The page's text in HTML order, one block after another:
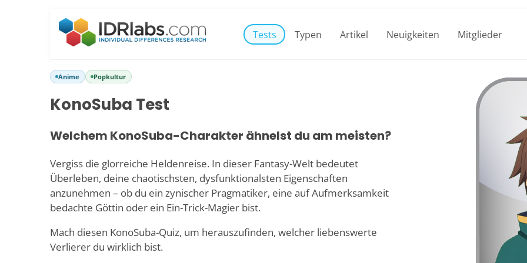
Tests Typen Artikel Neuigkeiten Mitglieder
Anime Popkultur
KonoSuba Test
Welchem KonoSuba-Charakter ähnelst du am meisten?
Vergiss die glorreiche Heldenreise. In dieser Fantasy-Welt bedeutet
Überleben, deine chaotischsten, dysfunktionalsten Eigenschaften
anzunehmen – ob du ein zynischer Pragmatiker, eine auf Aufmerksamkeit
bedachte Göttin oder ein Ein-Trick-Magier bist.
Mach diesen KonoSuba-Quiz, um herauszufinden, welcher liebenswerte
Verlierer du wirklich bist.